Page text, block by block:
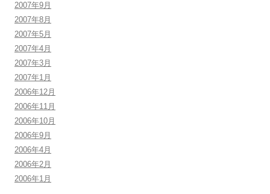
2007年9月
2007年8月
2007年5月
2007年4月
2007年3月
2007年1月
2006年12月
2006年11月
2006年10月
2006年9月
2006年4月
2006年2月
2006年1月